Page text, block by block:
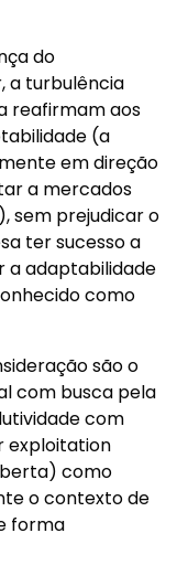
do
a turbulência
reafirmam aos
(a
em direção
a mercados
sem prejudicar o
ter sucesso a
a adaptabilidade
como
são o
com busca pela
com
exploitation
como
o contexto de
forma